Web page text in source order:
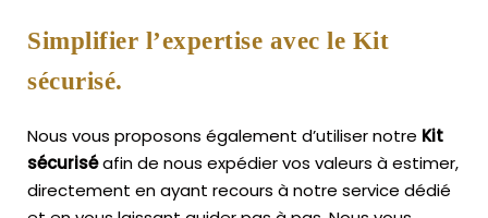
Simplifier l’expertise avec le Kit
sécurisé.
Nous vous proposons également d’utiliser notre Kit
sécuriséafin de nous expédier vos valeurs à estimer,
directement en ayant recours à notre service dédié